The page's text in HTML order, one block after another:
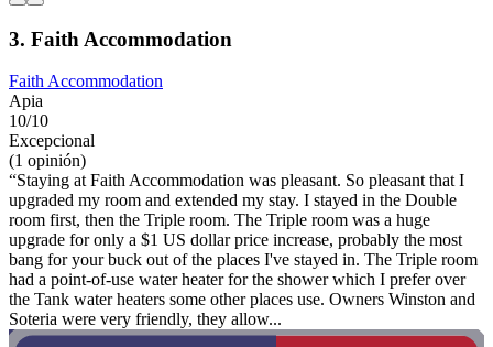
3. Faith Accommodation
Faith Accommodation
Apia
10/10
Excepcional
(1 opinión)
“Staying at Faith Accommodation was pleasant. So pleasant that I
upgraded my room and extended my stay. I stayed in the Double
room first, then the Triple room. The Triple room was a huge
upgrade for only a $1 US dollar price increase, probably the most
bang for your buck out of the places I've stayed in. The Triple room
had a point-of-use water heater for the shower which I prefer over
the Tank water heaters some other places use. Owners Winston and
Soteria were very friendly, they allow...